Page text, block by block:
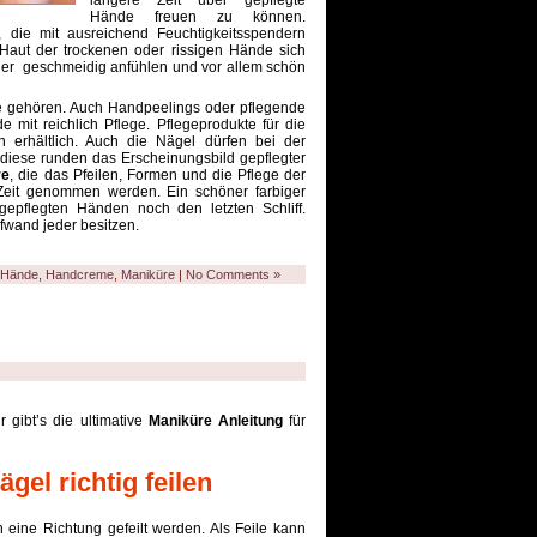
Hände freuen zu können.
mit ausreichend Feuchtigkeitsspendern
der trockenen oder rissigen Hände sich
geschmeidig anfühlen und vor allem schön
Auch Handpeelings oder pflegende
mit reichlich Pflege. Pflegeprodukte für die
erhältlich. Auch die Nägel dürfen bei der
runden das Erscheinungsbild gepflegter
, die das Pfeilen, Formen und die Pflege der
genommen werden. Ein schöner farbiger
Händen noch den letzten Schliff.
jeder besitzen.
Handcreme Maniküre | No Comments »
gibt’s die ultimative Maniküre Anleitungfür
richtig feilen
Richtung gefeilt werden. Als Feile kann